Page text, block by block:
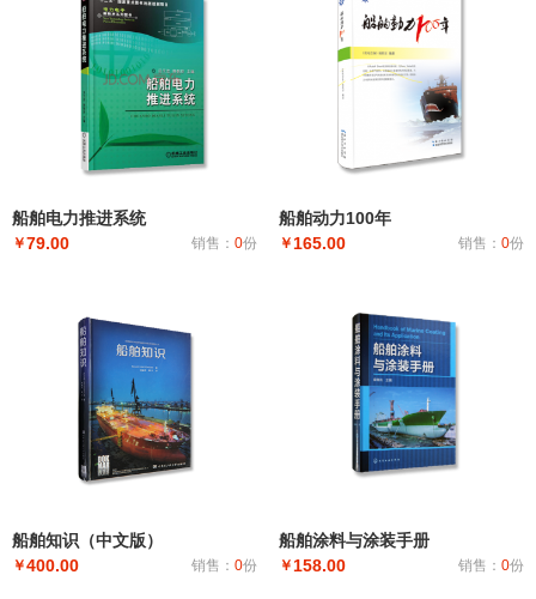
船舶电力推进系统
￥79.00 销售： 0份
船舶动力100年
￥165.00 销售： 0份
船舶知识（中文版）
￥400.00 销售： 0份
船舶涂料与涂装手册
￥ 158.00 销售： 0份